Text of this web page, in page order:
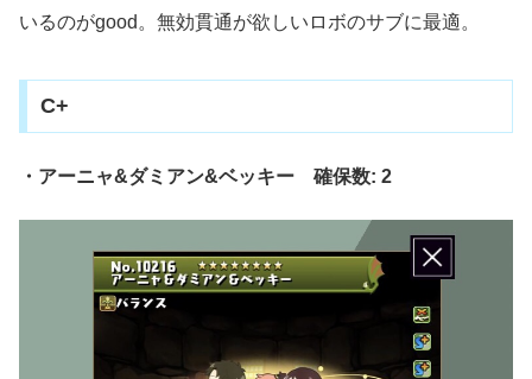
いるのがgood。無効貫通が欲しいロボのサブに最適。
C+
・アーニャ&ダミアン&ベッキー 確保数: 2